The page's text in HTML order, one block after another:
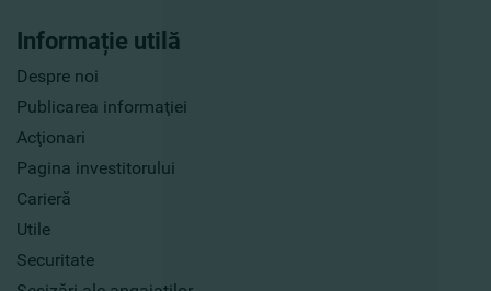
Informație utilă
Despre noi
Publicarea informaţiei
Acţionari
Pagina investitorului
Carieră
Utile
Securitate